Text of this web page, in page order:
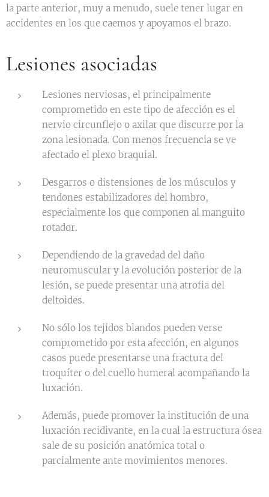
la parte anterior, muy a menudo, suele tener lugar en
accidentes en los que caemos y apoyamos el brazo.
Lesiones asociadas
Lesiones nerviosas, el principalmente
comprometido en este tipo de afección es el
nervio circunflejo o axilar que discurre por la
zona lesionada. Con menos frecuencia se ve
afectado el plexo braquial.
Desgarros o distensiones de los músculos y
tendones estabilizadores del hombro,
especialmente los que componen al manguito
rotador.
Dependiendo de la gravedad del daño
neuromuscular y la evolución posterior de la
lesión, se puede presentar una atrofia del
deltoides.
No sólo los tejidos blandos pueden verse
comprometido por esta afección, en algunos
casos puede presentarse una fractura del
troquíter o del cuello humeral acompañando la
luxación.
Además, puede promover la institución de una
luxación recidivante, en la cual la estructura ósea
sale de su posición anatómica total o
parcialmente ante movimientos menores.